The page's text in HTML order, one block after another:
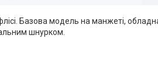
Базова модель на манжеті,
шнурком.